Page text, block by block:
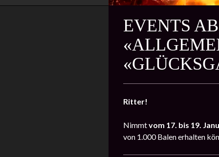
EVENTS
Ritter!
Nimmtvom 17. bis 19.
von 1.000 Balen erhalten